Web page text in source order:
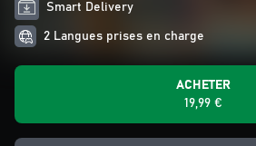
Smart Delivery
2 Langues prises en charge
ACHETER
19,99 €